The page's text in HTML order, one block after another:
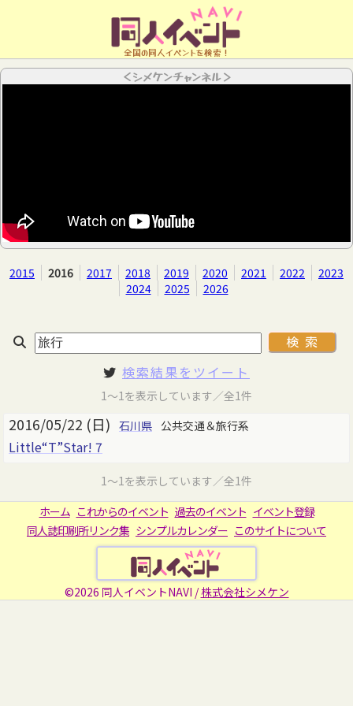
全国の同人イベントを検索！
＜シメケンチャンネル＞
2015 2016 2017 2018 2019 2020 2021 2022
2023
2024
2025 2026
検索結果をツイート
1～1を表示しています／全1件
2016/05/22 (日) 石川県 公共交通＆旅行系
Little“T”Star! 7
1～1を表示しています／全1件
ホーム これからのイベント 過去のイベント イベント登録
同人誌印刷所リンク集 シンプルカレンダー このサイトについて
©2026 同人イベントNAVI /株式会社シメケン